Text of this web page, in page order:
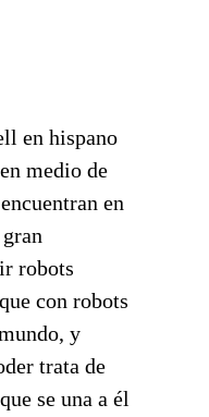
en hispano
medio de
en
robots
con robots
y
trata de
se una a él